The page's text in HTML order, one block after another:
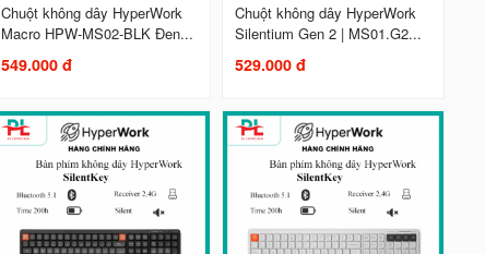
Chuột không dây HyperWork
Macro HPW-MS02-BLK Đen...
549.000 đ
Chuột không dây HyperWork
Silentium Gen 2 | MS01.G2...
529.000 đ